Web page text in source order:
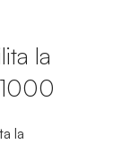
la
la